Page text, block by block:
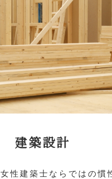
建築設計
性建築士ならではの慣